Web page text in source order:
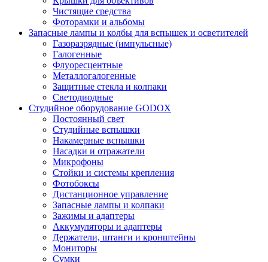
Чистящие средства
Фоторамки и альбомы
Запасные лампы и колбы для вспышек и осветителей
Газоразрядные (импульсные)
Галогенные
Флуоресцентные
Металлогалогенные
Защитные стекла и колпаки
Светодиодные
Студийное оборудование GODOX
Постоянный свет
Студийные вспышки
Накамерные вспышки
Насадки и отражатели
Микрофоны
Стойки и системы крепления
Фотобоксы
Дистанционное управление
Запасные лампы и колпаки
Зажимы и адаптеры
Аккумуляторы и адаптеры
Держатели, штанги и кронштейны
Мониторы
Сумки